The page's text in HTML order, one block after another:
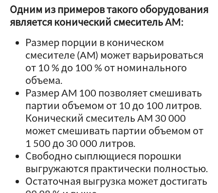
Одним из примеров такого оборудования
является конический смеситель AM:
Размер порции в коническом
смесителе (AM) может варьироваться
от 10 % до 100 % от номинального
объема.
Размер AM 100 позволяет смешивать
партии объемом от 10 до 100 литров.
Конический смеситель AM 30 000
может смешивать партии объемом от
1 500 до 30 000 литров.
Свободно сыплющиеся порошки
выгружаются практически полностью.
Остаточная выгрузка может достигать